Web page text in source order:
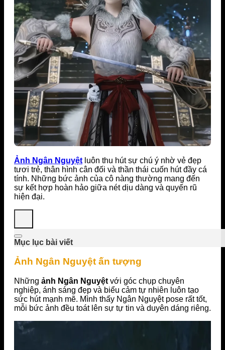
Ảnh Ngân Nguyệt luôn thu hút sự chú ý nhờ vẻ đẹp
tươi trẻ, thân hình cân đối và thần thái cuốn hút đầy cá
tính. Những bức ảnh của cô nàng thường mang đến
sự kết hợp hoàn hảo giữa nét dịu dàng và quyến rũ
hiện đại.
Mục lục bài viết
Ảnh Ngân Nguyệt ấn tượng
Những ảnh Ngân Nguyệt với góc chụp chuyên
nghiệp, ánh sáng đẹp và biểu cảm tự nhiên luôn tạo
sức hút mạnh mẽ. Mình thấy Ngân Nguyệt pose rất tốt,
mỗi bức ảnh đều toát lên sự tự tin và duyên dáng riêng.